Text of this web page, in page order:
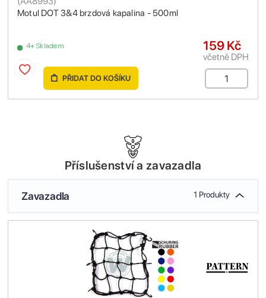
Motul DOT 3&4 brzdová kapalina - 500ml
4+ Skladem 159 Kč
včetně DPH
PŘIDAT DO KOŠÍKU
Příslušenství a zavazadla
Zavazadla 1 Produkty